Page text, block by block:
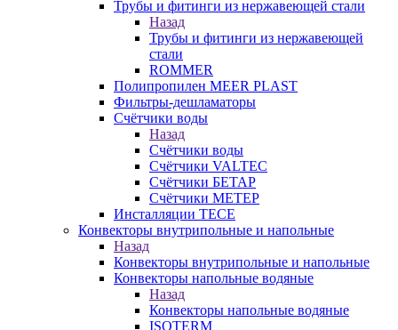
Трубы и фитинги из нержавеющей стали
Назад
Трубы и фитинги из нержавеющей
стали
ROMMER
Полипропилен MEER PLAST
Фильтры-дешламаторы
Счётчики воды
Назад
Счётчики воды
Счётчики VALTEC
Счётчики БЕТАР
Счётчики МЕТЕР
Инсталляции TECE
Конвекторы внутрипольные и напольные
Назад
Конвекторы внутрипольные и напольные
Конвекторы напольные водяные
Назад
Конвекторы напольные водяные
ISOTERM